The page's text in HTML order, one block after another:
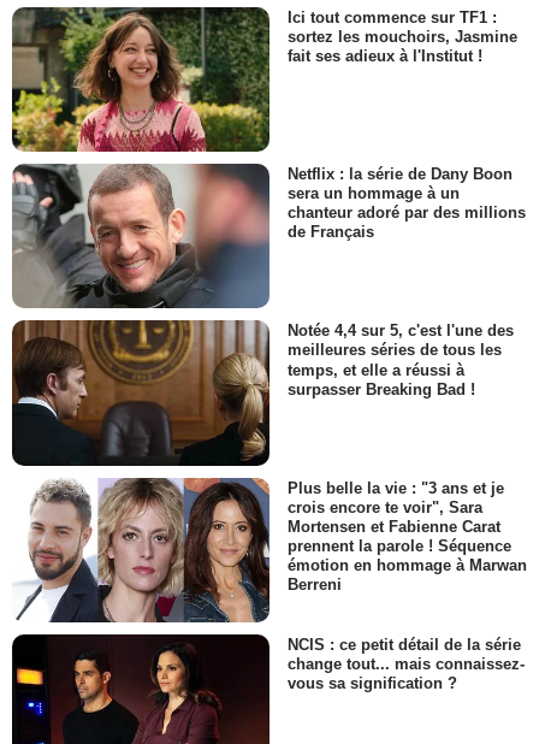
Ici tout commence sur TF1 :
sortez les mouchoirs, Jasmine
fait ses adieux à l'Institut !
Netflix : la série de Dany Boon
sera un hommage à un
chanteur adoré par des millions
de Français
Notée 4,4 sur 5, c'est l'une des
meilleures séries de tous les
temps, et elle a réussi à
surpasser Breaking Bad !
Plus belle la vie : "3 ans et je
crois encore te voir", Sara
Mortensen et Fabienne Carat
prennent la parole ! Séquence
émotion en hommage à Marwan
Berreni
NCIS : ce petit détail de la série
change tout... mais connaissez-
vous sa signification ?